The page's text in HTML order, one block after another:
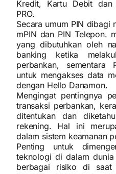
Kredit, Kartu Debit
PRO.
Secara umum PIN dibagi
mPIN dan PIN Telepon.
yang dibutuhkan oleh
banking ketika
perbankan, sementara
untuk mengakses data
dengan Hello Danamon.
Mengingat pentingnya
transaksi perbankan,
ditentukan dan
rekening. Hal ini
dalam sistem keamanan
Penting untuk
teknologi di dalam
berbagai risiko di saat